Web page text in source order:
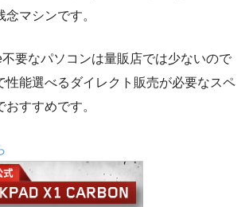
マシンです。
要なパソコンは量販店では少ないので
性能選べるダイレクト販売が必要なスペ
すすめです。